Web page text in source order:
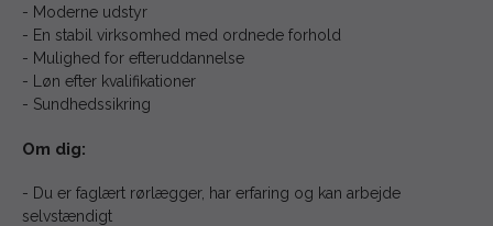
- Moderne udstyr
- En stabil virksomhed med ordnede forhold
- Mulighed for efteruddannelse
- Løn efter kvalifikationer
- Sundhedssikring
Om dig:
- Du er faglært rørlægger, har erfaring og kan arbejde
selvstændigt